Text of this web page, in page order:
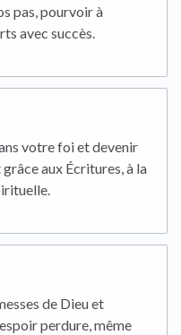
pas, pourvoir à
avec succès.
votre foi et devenir
aux Écritures, à la
de Dieu et
perdure, même